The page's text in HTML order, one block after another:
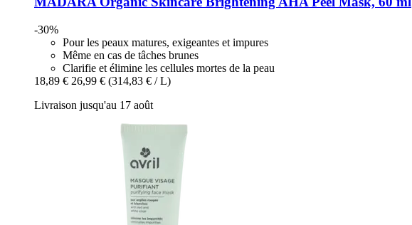
-30%
Pour les peaux matures, exigeantes et impures
Même en cas de tâches brunes
Clarifie et élimine les cellules mortes de la peau
18,89 € 26,99 € (314,83 € / L)
Livraison jusqu'au 17 août